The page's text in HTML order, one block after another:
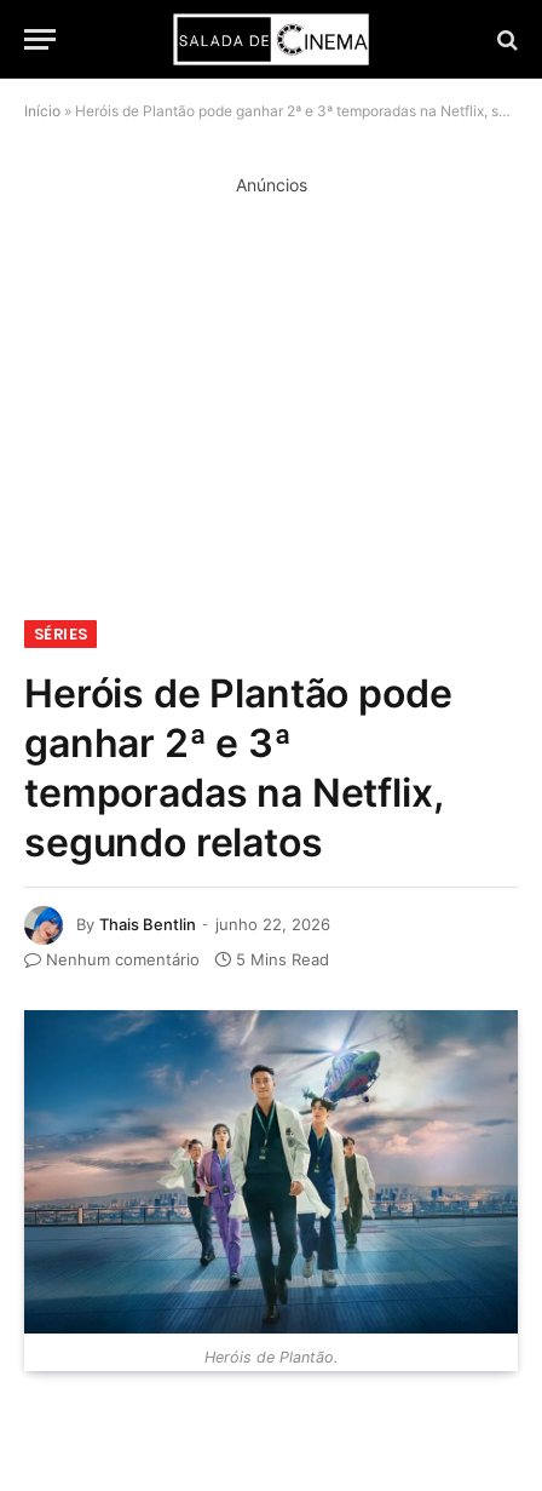
Início » Heróis de Plantão pode ganhar 2ª e 3ª temporadas na Netflix, segundo relatos
Anúncios
SÉRIES
Heróis de Plantão pode
ganhar 2ª e 3ª
temporadas na Netflix,
segundo relatos
By Thais Bentlin
junho 22, 2026
Nenhum comentário
5 Mins Read
Heróis de Plantão.